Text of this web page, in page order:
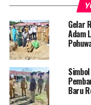
“Jadi, operasi yang
Juni hingga 26 Juni
pelanggaran maupun
meningkatkan disiplin
dapat diwujudkan,”
Sementara, Bupati
menyambut baik
Gelar
Adam
Baru